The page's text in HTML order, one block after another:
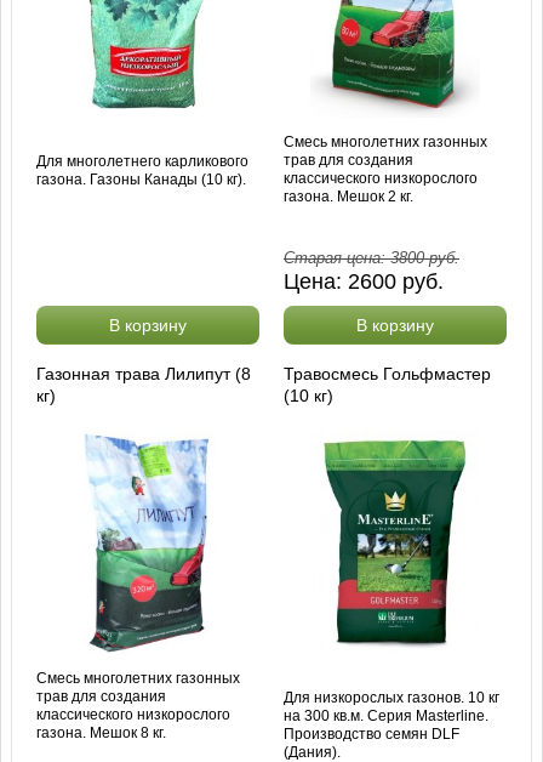
Для многолетнего карликового
газона. Газоны Канады (10 кг).
В корзину
Смесь многолетних газонных
трав для создания
классического низкорослого
газона. Мешок 2 кг.
Старая цена:3800руб.
Цена: 2600 руб.
В корзину
Газонная трава Лилипут (8
кг)
Смесь многолетних газонных
трав для создания
классического низкорослого
газона. Мешок 8 кг.
Травосмесь Гольфмастер
(10 кг)
Для низкорослых газонов. 10 кг
на 300 кв.м. Серия Masterline.
Производство семян DLF
(Дания).